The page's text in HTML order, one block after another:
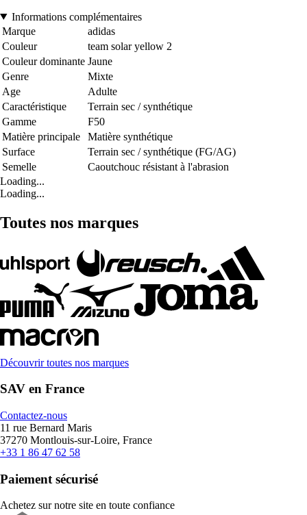
Informations complémentaires
Marque
adidas
Couleur
team solar yellow 2
Couleur dominante Jaune
Genre
Mixte
Age
Adulte
Caractéristique
Terrain sec / synthétique
Gamme
F50
Matière principale
Matière synthétique
Surface
Terrain sec / synthétique (FG/AG)
Semelle
Caoutchouc résistant à l'abrasion
Loading...
Loading...
Toutes nos marques
Découvrir toutes nos marques
SAV en France
Contactez-nous
11 rue Bernard Maris
37270 Montlouis-sur-Loire, France
+33 1 86 47 62 58
Paiement sécurisé
Achetez sur notre site en toute confiance